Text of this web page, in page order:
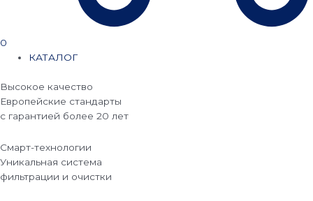
0
КАТАЛОГ
Высокое качество
Европейские стандарты
с гарантией более 20 лет
Смарт-технологии
Уникальная система
фильтрации и очистки